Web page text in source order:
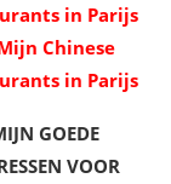
in Parijs
Chinese
in Parijs
GOEDE
VOOR